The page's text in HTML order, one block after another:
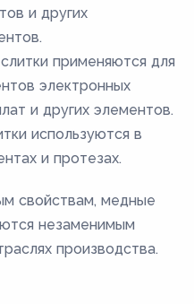
и других
применяются для
электронных
и других элементов.
используются в
и протезах.
свойствам, медные
незаменимым
производства.